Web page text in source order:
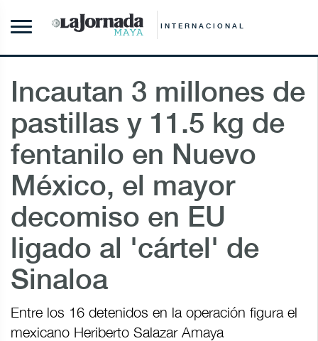
INTERNACIONAL
Incautan 3 millones de
pastillas y 11.5 kg de
fentanilo en Nuevo
México, el mayor
decomiso en EU
ligado al 'cártel' de
Sinaloa
Entre los 16 detenidos en la operación figura el
mexicano Heriberto Salazar Amaya